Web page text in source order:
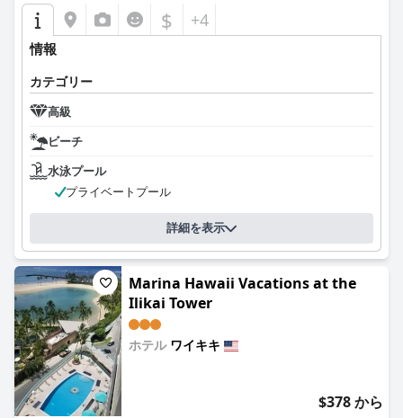
$ +4
情報
カテゴリー
高級
ビーチ
水泳プール
プライベートプール
詳細を表示
Marina Hawaii Vacations at the
Ilikai Tower
ホテル ワイキキ
$378 から